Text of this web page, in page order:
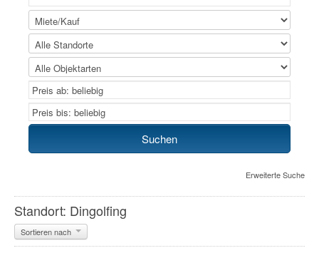
Erweiterte Suche
Standort: Dingolfing
Sortieren nach